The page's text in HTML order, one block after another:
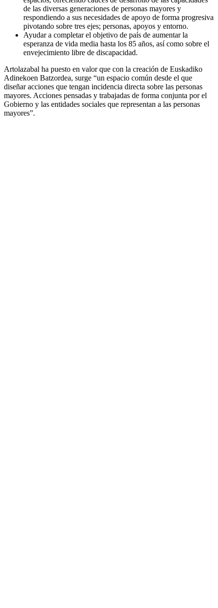
de las diversas generaciones de personas mayores y
respondiendo a sus necesidades de apoyo de forma progresiva
pivotando sobre tres ejes; personas, apoyos y entorno.
Ayudar a completar el objetivo de país de aumentar la
esperanza de vida media hasta los 85 años, así como sobre el
envejecimiento libre de discapacidad.
Artolazabal ha puesto en valor que con la creación de Euskadiko
Adinekoen Batzordea, surge “un espacio común desde el que
diseñar acciones que tengan incidencia directa sobre las personas
mayores. Acciones pensadas y trabajadas de forma conjunta por el
Gobierno y las entidades sociales que representan a las personas
mayores”.